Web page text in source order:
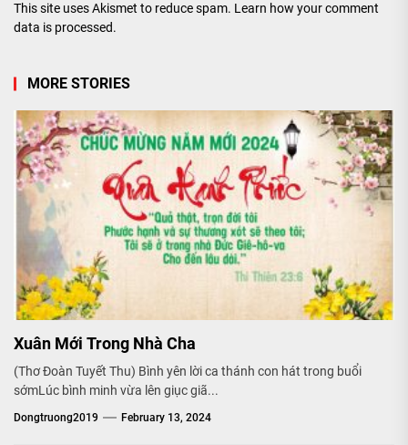
This site uses Akismet to reduce spam. Learn how your comment
data is processed.
MORE STORIES
Xuân Mới Trong Nhà Cha
(Thơ Đoàn Tuyết Thu) Bình yên lời ca thánh con hát trong buổi
sớmLúc bình minh vừa lên giục giã...
Dongtruong2019 February 13, 2024